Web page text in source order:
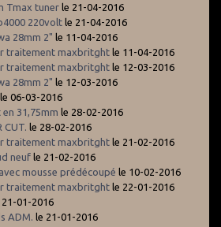
Tmax tuner le 21-04-2016
220volt le 21-04-2016
28mm 2" le 11-04-2016
traitement maxbritght le 11-04-2016
traitement maxbritght le 12-03-2016
28mm 2" le 12-03-2016
le 06-03-2016
31,75mm le 28-02-2016
le 28-02-2016
traitement maxbritght le 21-02-2016
neuf le 21-02-2016
mousse prédécoupé le 10-02-2016
traitement maxbritght le 22-01-2016
21-01-2016
ADM. le 21-01-2016